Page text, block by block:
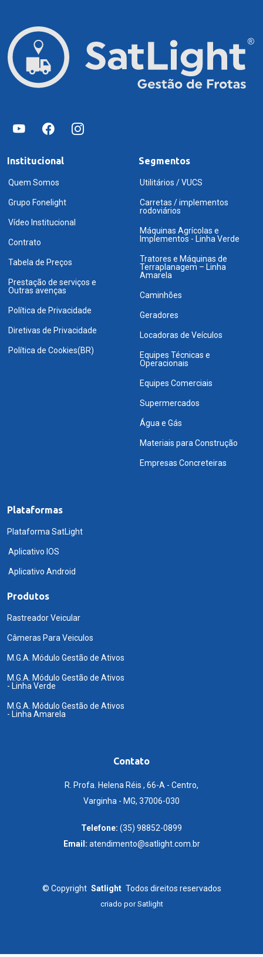
Institucional
Quem Somos
Grupo Fonelight
Vídeo Institucional
Contrato
Tabela de Preços
Prestação de serviços e
Outras avenças
Política de Privacidade
Diretivas de Privacidade
Política de Cookies(BR)
Segmentos
Utilitários / VUCS
Carretas / implementos
rodoviários
Máquinas Agrícolas e
Implementos - Linha Verde
Tratores e Máquinas de
Terraplanagem – Linha
Amarela
Caminhões
Geradores
Locadoras de Veículos
Equipes Técnicas e
Operacionais
Equipes Comerciais
Supermercados
Água e Gás
Materiais para Construção
Empresas Concreteiras
Plataformas
Plataforma SatLight
Aplicativo IOS
Aplicativo Android
Produtos
Rastreador Veicular
Câmeras Para Veiculos
M.G.A. Módulo Gestão de Ativos
M.G.A. Módulo Gestão de Ativos
- Linha Verde
M.G.A. Módulo Gestão de Ativos
- Linha Amarela
Contato
R. Profa. Helena Réis , 66-A - Centro,
Varginha - MG, 37006-030
Telefone: (35) 98852-0899
Email: atendimento@satlight.com.br
© Copyright Satlight Todos direitos reservados
criado porSatlight